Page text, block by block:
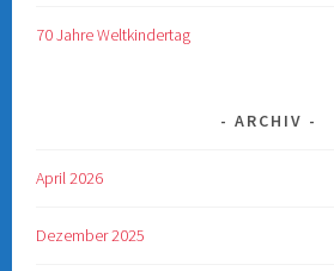
70 Jahre Weltkindertag
ARCHIV
April 2026
Dezember 2025